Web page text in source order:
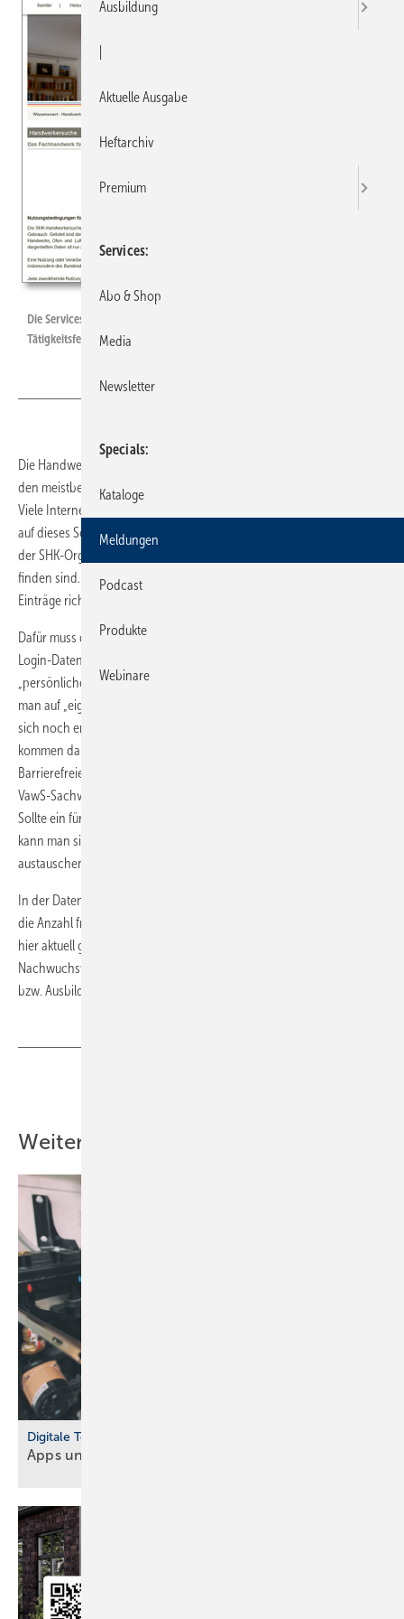
Die Serviceseite ist jetzt besser verlinkt und berücksichtigt viele
Tätigkeitsfelder.
Die Handwerkersuche unter
den meistbesuchten Seiten im Netz – was die SHK-Branche anbelangt.
Viele Internetportale bzw. die damit verknüpften Datenbanken greifen
auf dieses Serviceangebot zu. Deshalb ist es für die Mitgliedsbetriebe
der SHK-Organisation wichtig, dass sie über diese Datenbank zu
finden sind. Doch nicht nur das: Ebenso geht es darum, dass die
Einträge richtig und aktuell gehalten werden.
Dafür muss der Fachunternehmer unter
Login-Daten in den internen Bereich und über den Button
„persönlicher Bereich“ die Firmeninformationen anpassen. Dazu klickt
man auf „eigene Daten bearbeiten“ und findet seine Grunddaten, die
sich noch ergänzen lassen. Unter dem Menüpunkt „Zugehörigkeit“
kommen dann weitere Kompetenzmerkmale hinzu, wie beispielsweise
Barrierefreies Bad, Schwimmbadtechnik, Wohnungslüftung oder
VawS-Sachverständiger, die allesamt von Bedeutung sein können.
Sollte ein für den Fachbetrieb wichtiger Punkt nicht aufgelistet sein,
kann man sich darüber mit dem zuständigen Landesverband
austauschen.
In der Datenbank ist es ebenso möglich, den jeweiligen Lehrberuf und
die Anzahl freier Ausbildungsplätze anzugeben. Geplant ist, dass die
hier aktuell gehaltenen Angaben auch mit der neuen
Nachwuchswerbung „Zeit zu starten“ und der Suche nach Praktikums-
bzw. Ausbildungsplätzen verknüpft werden.
Weitere Inhalte
Digitale Tools
Apps und Soft­ware für Hand­werker und
Ausbildung
Aktuelle Ausgabe
Heftarchiv
Premium
Services
Abo & Shop
Media
Newsletter
Specials
Kataloge
Meldungen
Podcast
Produkte
Webinare